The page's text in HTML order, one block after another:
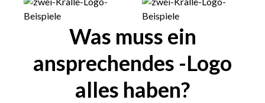
Was muss ein
ansprechendes -Logo
alles haben?